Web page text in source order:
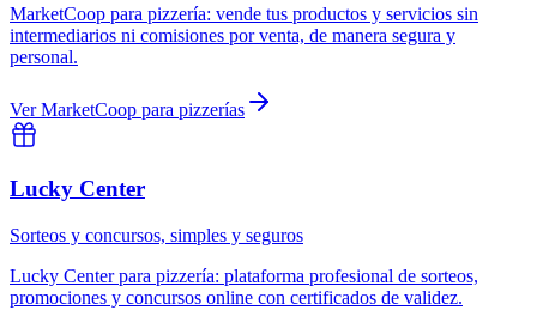
MarketCoop para pizzería: vende tus productos y servicios sin
intermediarios ni comisiones por venta, de manera segura y
personal.
VerMarketCoop para pizzerías
Lucky Center
Sorteos y concursos, simples y seguros
Lucky Centerpara pizzería: plataforma profesional de sorteos,
promociones y concursos online con certificados de validez.